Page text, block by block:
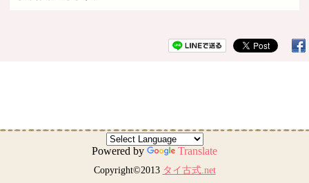
Powered by Translate
Copyright©2013 タイ古式.net